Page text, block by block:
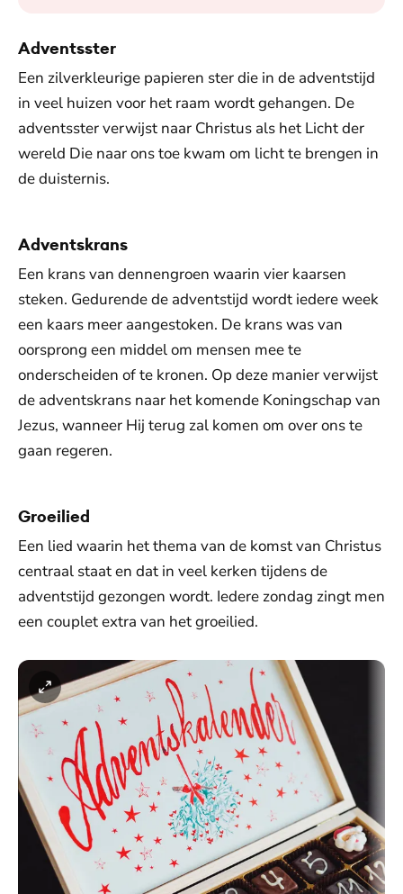
Adventsster
Een zilverkleurige papieren ster die in de adventstijd
in veel huizen voor het raam wordt gehangen. De
adventsster verwijst naar Christus als het Licht der
wereld Die naar ons toe kwam om licht te brengen in
de duisternis.
Adventskrans
Een krans van dennengroen waarin vier kaarsen
steken. Gedurende de adventstijd wordt iedere week
een kaars meer aangestoken. De krans was van
oorsprong een middel om mensen mee te
onderscheiden of te kronen. Op deze manier verwijst
de adventskrans naar het komende Koningschap van
Jezus, wanneer Hij terug zal komen om over ons te
gaan regeren.
Groeilied
Een lied waarin het thema van de komst van Christus
centraal staat en dat in veel kerken tijdens de
adventstijd gezongen wordt. Iedere zondag zingt men
een couplet extra van het groeilied.